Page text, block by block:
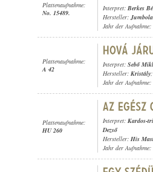
Plattenaufnahme:
No. 15489.
Interpret: Berkes
Hersteller:
Jahr der Aufnahme:
Plattenaufnahme:
A 42
Interpret: Sebő
Hersteller: Kristály;
Jahr der Aufnahme:
Plattenaufnahme:
HU 260
Interpret: Kardos-
Dezső
Hersteller: His
Jahr der Aufnahme: